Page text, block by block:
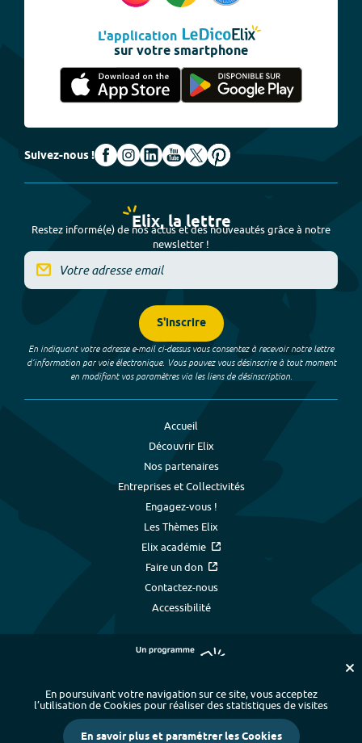
L'application
sur votre smartphone
Suivez-nous !
Elix, la lettre
Restez informé(e) de nos actus et des nouveautés grâce à notre
newsletter !
S'inscrire
En indiquant votre adresse e-mail ci-dessus vous consentez à recevoir notre lettre
d’information par voie électronique. Vous pouvez vous désinscrire à tout moment
en modifiant vos paramètres via les liens de désinscription.
Accueil
Découvrir Elix
Nos partenaires
Entreprises et Collectivités
Engagez-vous !
Les Thèmes Elix
Elix académie
Faire un don
Contactez-nous
Accessibilité
Plan du site - Index alphabétique
-
Mentions légales et données personnelles
- Paramétrer les cookies
En poursuivant votre navigation sur ce site, vous acceptez
l’utilisation de Cookies pour réaliser des statistiques de visites
En savoir plus et paramétrer les Cookies